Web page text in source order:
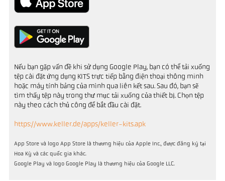
Nếu bạn gặp vấn đề khi sử dụng Google Play, bạn có thể tải xuống
tệp cài đặt ứng dụng KITS trực tiếp bằng điện thoại thông minh
hoặc máy tính bảng của mình qua liên kết sau. Sau đó, bạn sẽ
tìm thấy tệp này trong thư mục tải xuống của thiết bị. Chọn tệp
này theo cách thủ công để bắt đầu cài đặt.
https://www.keller.de/apps/keller-kits.apk
App Store và logo App Store là thương hiệu của Apple Inc., được đăng ký tại
Hoa Kỳ và các quốc gia khác.
Google Play và logo Google Play là thương hiệu của Google LLC.